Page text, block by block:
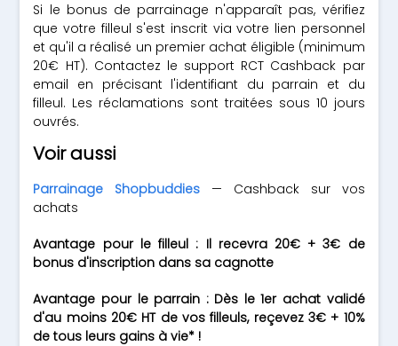
Si le bonus de parrainage n'apparaît pas, vérifiez
que votre filleul s'est inscrit via votre lien personnel
et qu'il a réalisé un premier achat éligible (minimum
20€ HT). Contactez le support RCT Cashback par
email en précisant l'identifiant du parrain et du
filleul. Les réclamations sont traitées sous 10 jours
ouvrés.
Voir aussi
Parrainage Shopbuddies — Cashback sur vos
achats
Avantage pour le filleul : Il recevra 20€ + 3€ de
bonus d'inscription dans sa cagnotte
Avantage pour le parrain : Dès le 1er achat validé
d'au moins 20€ HT de vos filleuls, reçevez 3€ + 10%
de tous leurs gains à vie* !